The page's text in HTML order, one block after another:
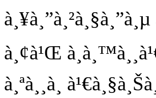
à¸¢à¹Œ
à¸ªà¸¸à¸